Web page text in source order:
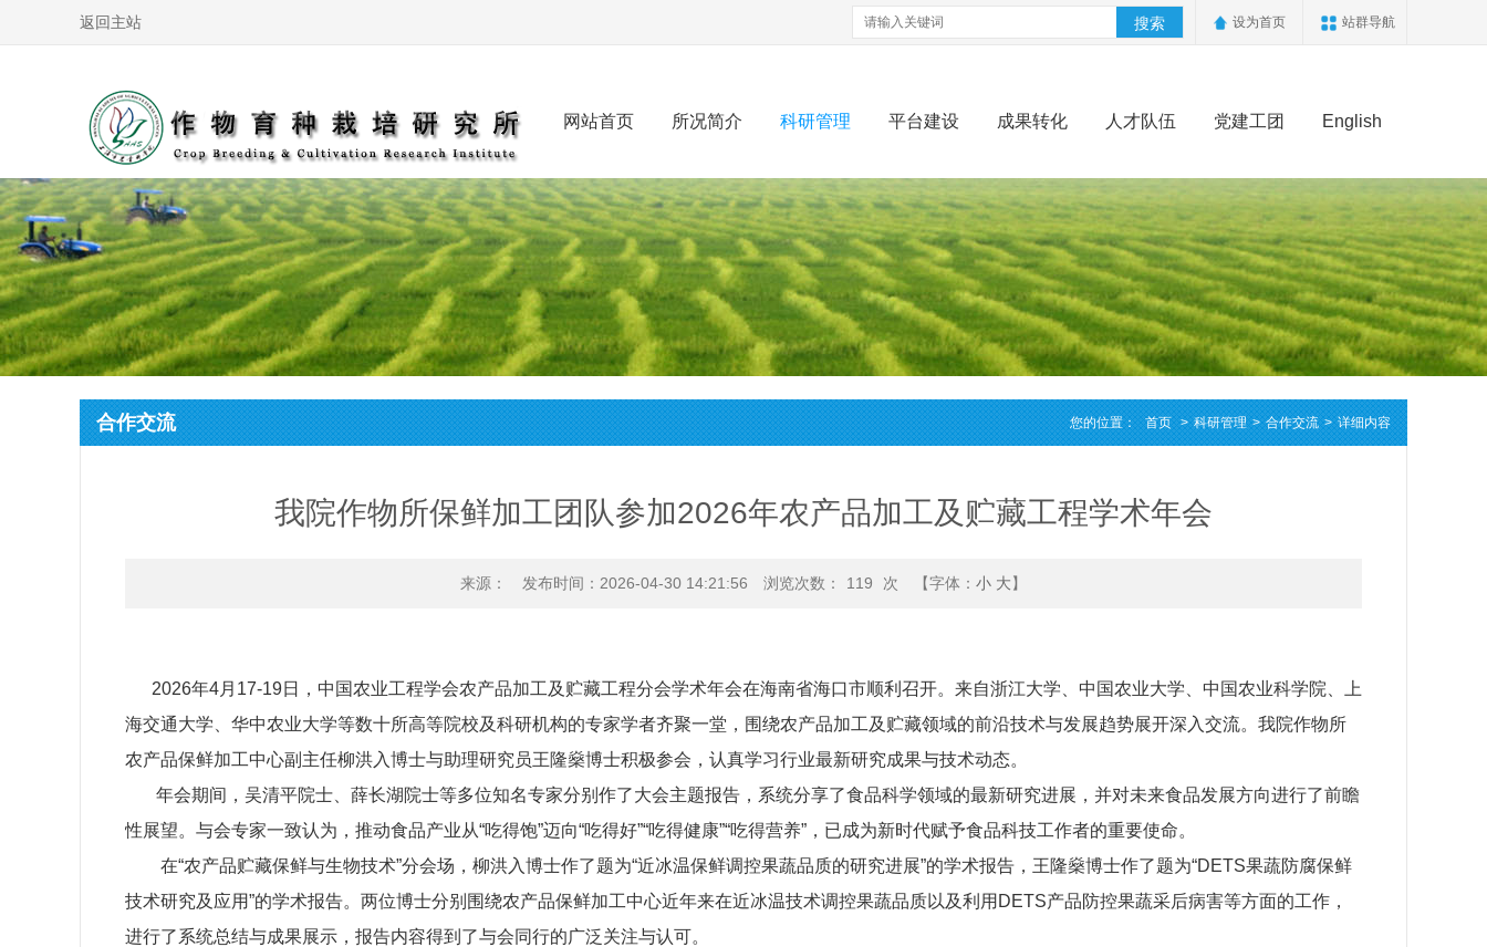
返回主站 站群导航
设为首页
搜索
网站首页 所况简介 科研管理 平台建设 成果转化 人才队伍 党建工团 English
您的位置： 首页 > 科研管理 > 合作交流 > 详细内容
合作交流
我院作物所保鲜加工团队参加2026年农产品加工及贮藏工程学术年会
来源： 发布时间：2026-04-30 14:21:56 浏览次数： 119 次 【字体： 小 大】
2026年4月17-19日，中国农业工程学会农产品加工及贮藏工程分会学术年会在海南省海口市顺利召开。来自浙江大学、中国农业大学、中国农业科学院、上
海交通大学、华中农业大学等数十所高等院校及科研机构的专家学者齐聚一堂，围绕农产品加工及贮藏领域的前沿技术与发展趋势展开深入交流。我院作物所
农产品保鲜加工中心副主任柳洪入博士与助理研究员王隆燊博士积极参会，认真学习行业最新研究成果与技术动态。
年会期间，吴清平院士、薛长湖院士等多位知名专家分别作了大会主题报告，系统分享了食品科学领域的最新研究进展，并对未来食品发展方向进行了前瞻
性展望。与会专家一致认为，推动食品产业从“吃得饱”迈向“吃得好”“吃得健康”“吃得营养”，已成为新时代赋予食品科技工作者的重要使命。
在“农产品贮藏保鲜与生物技术”分会场，柳洪入博士作了题为“近冰温保鲜调控果蔬品质的研究进展”的学术报告，王隆燊博士作了题为“DETS果蔬防腐保鲜
技术研究及应用”的学术报告。两位博士分别围绕农产品保鲜加工中心近年来在近冰温技术调控果蔬品质以及利用DETS产品防控果蔬采后病害等方面的工作，
进行了系统总结与成果展示，报告内容得到了与会同行的广泛关注与认可。